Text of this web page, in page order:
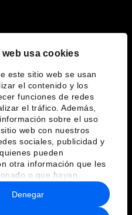
web usa cookies
este sitio web se usan
el contenido y los
funciones de redes
el tráfico. Además,
sobre el uso
web con nuestros
sociales, publicidad y
pueden
otra información que les
o que hayan
del uso que haya
Denegar
y normas de uso